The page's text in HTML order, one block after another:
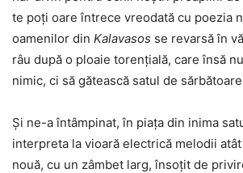
te poți oare întrece vreodată cu poezia
oamenilor din Kalavasos se revarsă în
râu după o ploaie torențială, care însă
nimic, ci să gătească satul de
Și ne-a întâmpinat, în piața din inima
interpreta la vioară electrică melodii
nouă, cu un zâmbet larg, însoțit de